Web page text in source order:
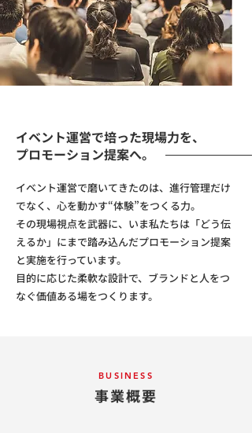
イベント運営で培った現場力を、
プロモーション提案へ。
イベント運営で磨いてきたのは、進行管理だけ
でなく、心を動かす“体験”をつくる力。
その現場視点を武器に、いま私たちは「どう伝
えるか」にまで踏み込んだプロモーション提案
と実施を行っています。
目的に応じた柔軟な設計で、ブランドと人をつ
なぐ価値ある場をつくります。
BUSINESS
事業概要